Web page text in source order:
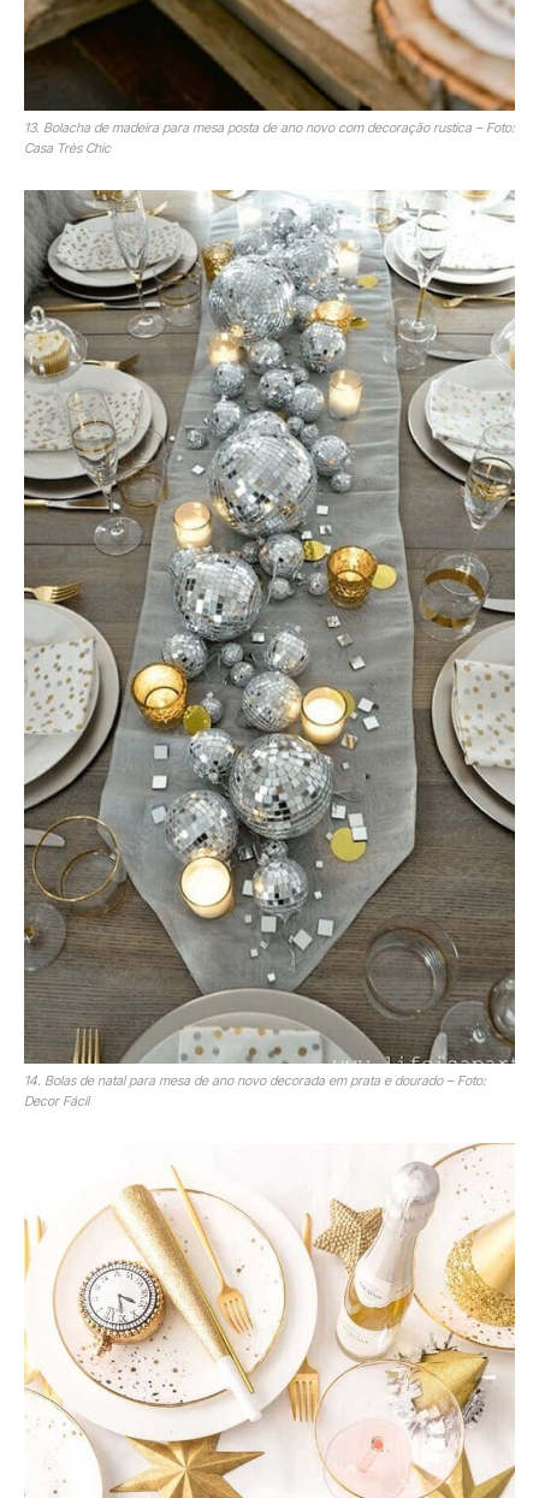
13. Bolacha de madeira para mesa posta de ano novo com decoração rustica – Foto:
Casa Très Chic
14. Bolas de natal para mesa de ano novo decorada em prata e dourado – Foto:
Decor Fácil